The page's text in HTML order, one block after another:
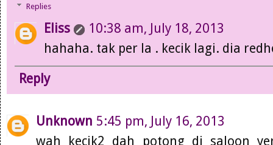
Replies
Eliss
10:38 am, July 18, 2013
hahaha. tak per la . kecik lagi. dia
Reply
Unknown 5:45 pm, July 16, 2013
wah kecik2 dah potong di saloon